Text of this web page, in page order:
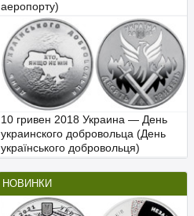
аеропорту)
10 гривен 2018 Украина — День
украинского добровольца (День
українського добровольця)
НОВИНКИ